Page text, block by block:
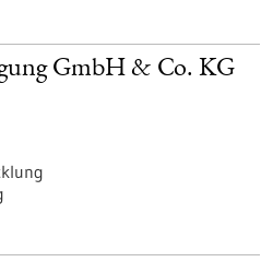
GmbH & Co. KG